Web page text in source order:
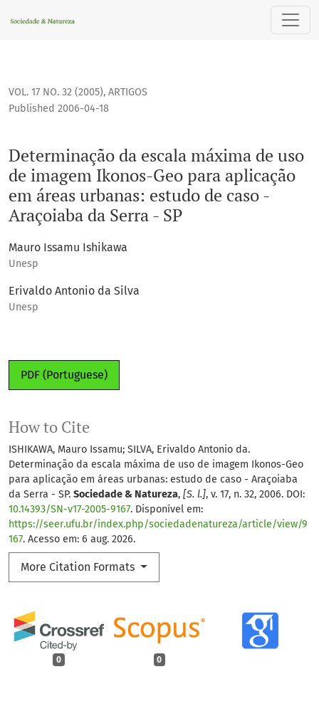
Determinação da escala máxima de uso de imagem
VOL. 17 NO. 32 (2005), ARTIGOS
Determinação da escala máxima de uso
de imagem Ikonos-Geo para aplicação
em áreas urbanas: estudo de caso -
Araçoiaba da Serra - SP
Published 2006-04-18
Mauro Issamu Ishikawa
Unesp
Erivaldo Antonio da Silva
Unesp
PDF (Portuguese)
How to Cite
ISHIKAWA, Mauro Issamu; SILVA, Erivaldo Antonio da.
Determinação da escala máxima de uso de imagem Ikonos-Geo
para aplicação em áreas urbanas: estudo de caso - Araçoiaba
da Serra - SP. Sociedade & Natureza, [S. l.], v. 17, n. 32, 2006. DOI:
10.14393/SN-v17-2005-9167. Disponível em:
https://seer.ufu.br/index.php/sociedadenatureza/article/view/9
167. Acesso em: 6 aug. 2026.
More Citation Formats
0 0